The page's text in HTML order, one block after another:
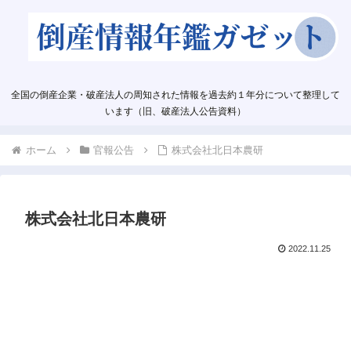
全国の倒産企業・破産法人の周知された情報を過去約１年分について整理して
います（旧、破産法人公告資料）
ホーム 官報公告 株式会社北日本農研
株式会社北日本農研
2022.11.25